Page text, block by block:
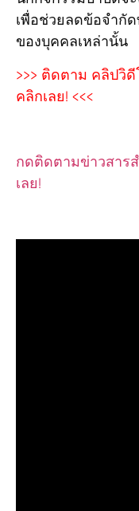
เพื่อช่วยลดข้อจำกั
ของบุคคลเหล่านั้น
>>> ติดตาม คลิปวิดี
คลิกเลย! <<<
กดติดตามข่าวสาร
เลย!